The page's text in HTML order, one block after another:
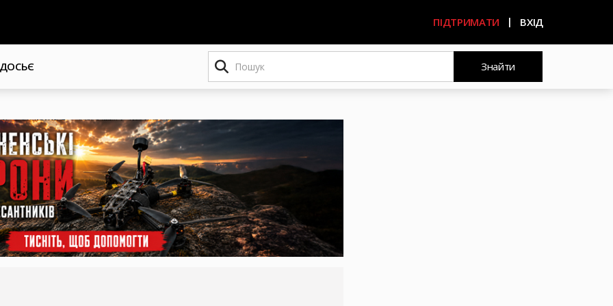
ПІДТРИМАТИ ВХІД
ДОСЬЄ
Пошук
Знайти